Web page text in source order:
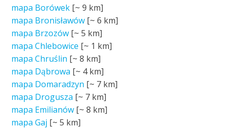
mapa Borówek [~9 km]
mapa Bronisławów [~6 km]
mapa Brzozów [~5 km]
mapa Chlebowice [~ 1 km]
mapa Chruślin [~8 km]
mapa Dąbrowa [~ 4 km]
mapa Domaradzyn [~ 7 km]
mapa Drogusza [~ 7 km]
mapa Emilianów [~8 km]
mapa Gaj [~5 km]